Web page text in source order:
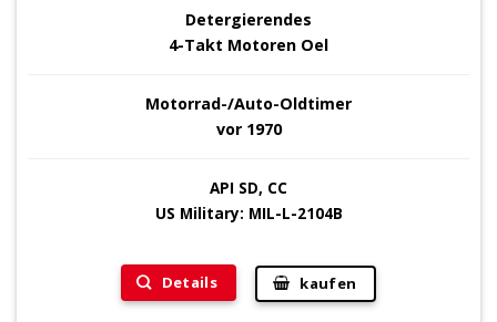
Detergierendes
4-Takt Motoren Oel
Motorrad-/Auto-Oldtimer
vor 1970
API SD, CC
US Military: MIL-L-2104B
Details kaufen